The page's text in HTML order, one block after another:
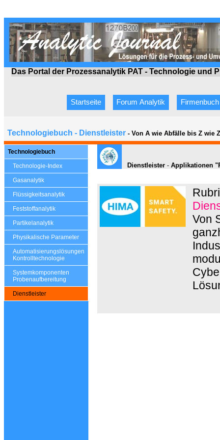
Das Portal der Prozessanalytik PAT - Technologie und
Startseite Forum Analytik Firmenbuch
Technologiebuch - Dienstleister - Von A wie Abfälle bis Z wie
Technologiebuch
Technologie-Index
Gasanalytik
Flüssigkeitsanalytik
Feststoffanalytik
Partikelanalytik
Physikalische Parameter
Automatisierungslösungen
Kontrolltechnologie
Systemkomponenten
Probenaufbereitung
Dienstleister
Dienstleister - Applikationen
Von